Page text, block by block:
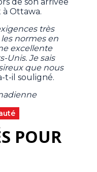
Ottawa.
très
normes en
excellente
Unis. Je sais
que nous
t-il souligné.
POUR